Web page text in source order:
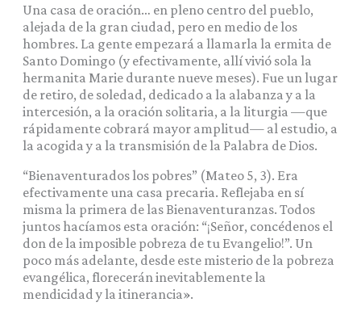
Una casa de oración… en pleno centro del pueblo,
alejada de la gran ciudad, pero en medio de los
hombres. La gente empezará a llamarla la ermita de
Santo Domingo (y efectivamente, allí vivió sola la
hermanita Marie durante nueve meses). Fue un lugar
de retiro, de soledad, dedicado a la alabanza y a la
intercesión, a la oración solitaria, a la liturgia —que
rápidamente cobrará mayor amplitud— al estudio, a
la acogida y a la transmisión de la Palabra de Dios.
“Bienaventurados los pobres” (Mateo 5, 3). Era
efectivamente una casa precaria. Reflejaba en sí
misma la primera de las Bienaventuranzas. Todos
juntos hacíamos esta oración: “¡Señor, concédenos el
don de la imposible pobreza de tu Evangelio!”. Un
poco más adelante, desde este misterio de la pobreza
evangélica, florecerán inevitablemente la
mendicidad y la itinerancia».